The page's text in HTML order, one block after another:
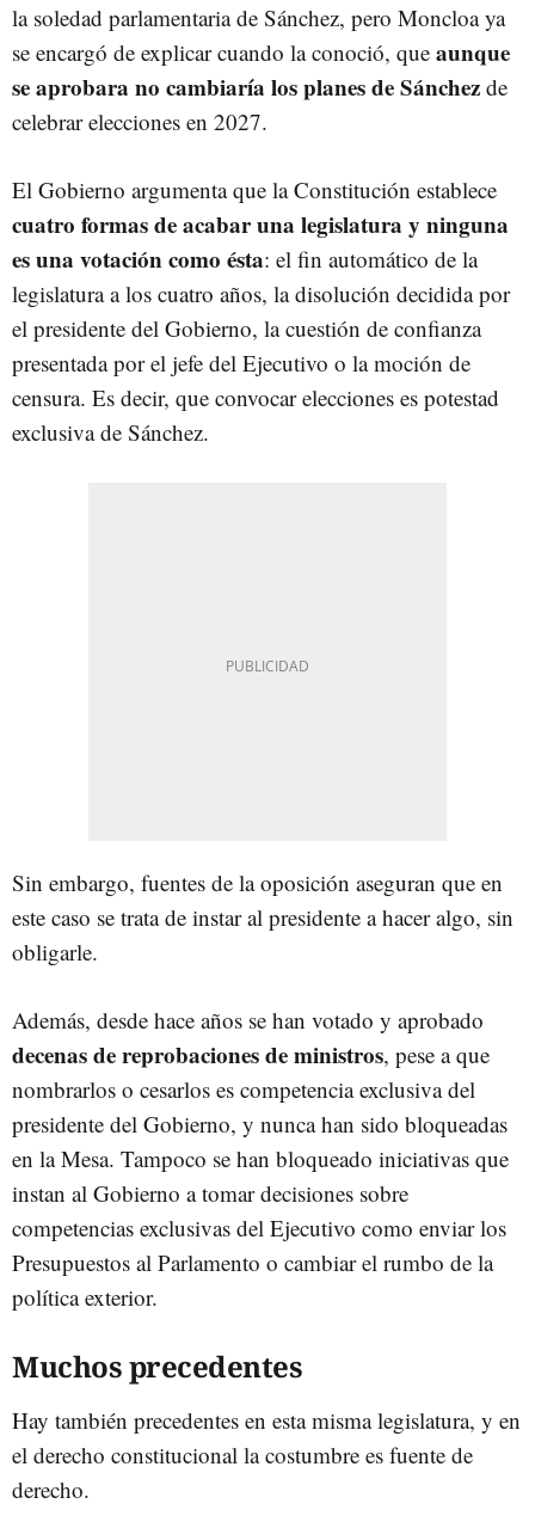
la soledad parlamentaria de Sánchez, pero Moncloa ya
se encargó de explicar cuando la conoció, que aunque
se aprobara no cambiaría los planes de Sánchez de
celebrar elecciones en 2027.
El Gobierno argumenta que la Constitución establece
cuatro formas de acabar una legislatura y ninguna
es una votación como ésta: el fin automático de la
legislatura a los cuatro años, la disolución decidida por
el presidente del Gobierno, la cuestión de confianza
presentada por el jefe del Ejecutivo o la moción de
censura. Es decir, que convocar elecciones es potestad
exclusiva de Sánchez.
Sin embargo, fuentes de la oposición aseguran que en
este caso se trata de instar al presidente a hacer algo, sin
obligarle.
Además, desde hace años se han votado y aprobado
decenas de reprobaciones de ministros, pese a que
nombrarlos o cesarlos es competencia exclusiva del
presidente del Gobierno, y nunca han sido bloqueadas
en la Mesa. Tampoco se han bloqueado iniciativas que
instan al Gobierno a tomar decisiones sobre
competencias exclusivas del Ejecutivo como enviar los
Presupuestos al Parlamento o cambiar el rumbo de la
política exterior.
Muchos precedentes
Hay también precedentes en esta misma legislatura, y en
el derecho constitucional la costumbre es fuente de
derecho.